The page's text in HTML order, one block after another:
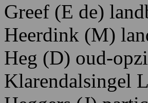
Greef (E de)
Heerdink (M)
Heg (D) oud-
Klarendalsingel L